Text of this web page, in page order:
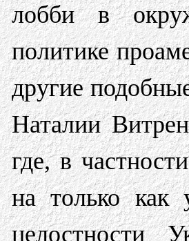
лобби в
политике
другие
Наталии
где, в
на только как
целостности